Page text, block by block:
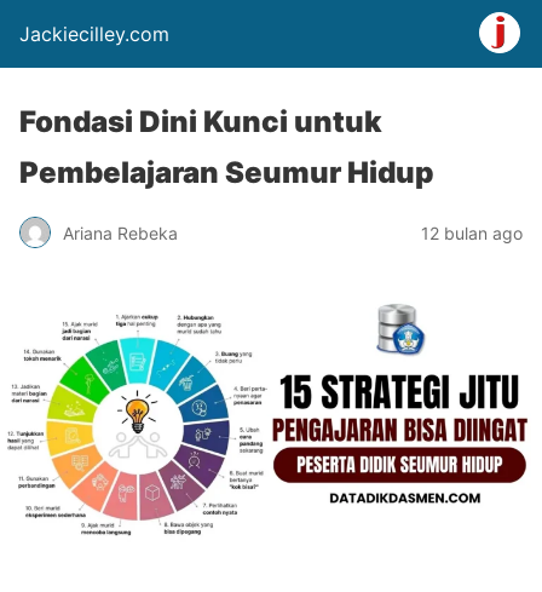
Jackiecilley.com
Fondasi Dini Kunci untuk
Pembelajaran Seumur Hidup
Ariana Rebeka 12 bulan ago